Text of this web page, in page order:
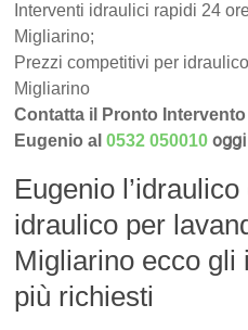
Interventi idraulici rapidi 24
Migliarino;
Prezzi competitivi per
Migliarino
Contatta il Pronto
Eugenio al0532 050010
Eugenio
idraulico per
Migliarino ecco gli
più richiesti